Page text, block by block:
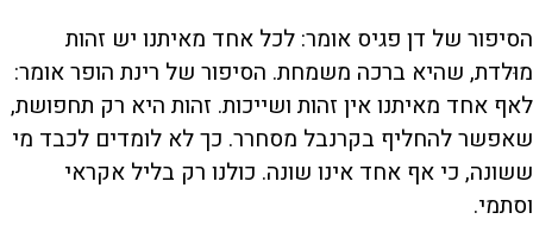
הסיפור של דן פגיס אומר: לכל אחד מאיתנו יש זהות
מוּלדת, שהיא ברכה משמחת. הסיפור של רינת הופר אומר:
לאף אחד מאיתנו אין זהות ושייכות. זהות היא רק תחפושת,
שאפשר להחליף בקרנבל מסחרר. כך לא לומדים לכבד מי
ששונה, כי אף אחד אינו שונה. כולנו רק בליל אקראי
וסתמי.